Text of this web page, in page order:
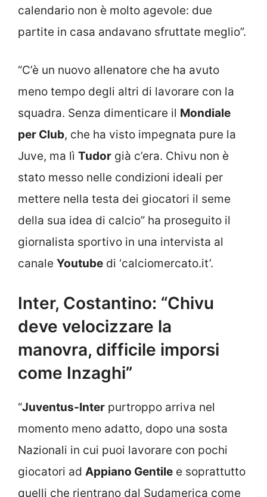
calendario non è molto agevole: due
partite in casa andavano sfruttate meglio”.
“C’è un nuovo allenatore che ha avuto
meno tempo degli altri di lavorare con la
squadra. Senza dimenticare il Mondiale
per Club, che ha visto impegnata pure la
Juve, ma lì Tudor già c’era. Chivu non è
stato messo nelle condizioni ideali per
mettere nella testa dei giocatori il seme
della sua idea di calcio” ha proseguito il
giornalista sportivo in una intervista al
canale Youtube di ‘calciomercato.it’.
Inter, Costantino: “Chivu
deve velocizzare la
manovra, difficile imporsi
come Inzaghi”
“Juventus-Inter purtroppo arriva nel
momento meno adatto, dopo una sosta
Nazionali in cui puoi lavorare con pochi
giocatori ad Appiano Gentile e soprattutto
quelli che rientrano dal Sudamerica come